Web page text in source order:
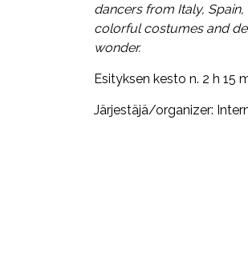
dancers from Italy,
colorful costumes and
wonder.
Esityksen kesto n. 2 h 15
Järjestäjä/organizer: